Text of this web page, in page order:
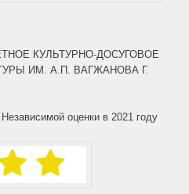
КУЛЬТУРНО-ДОСУГОВОЕ
ИМ. А.П. ВАГЖАНОВА Г.
оценки в 2021 году